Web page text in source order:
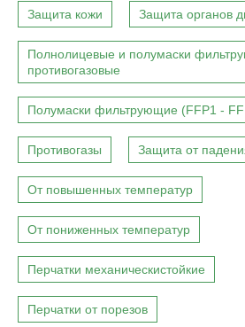
Защита кожи Защита органов
Полнолицевые и полумаски
противогазовые
Полумаски фильтрующие (FFP1 -
Противогазы Защита от
От повышенных температур
От пониженных температур
Перчатки механическистойкие
Перчатки от порезов